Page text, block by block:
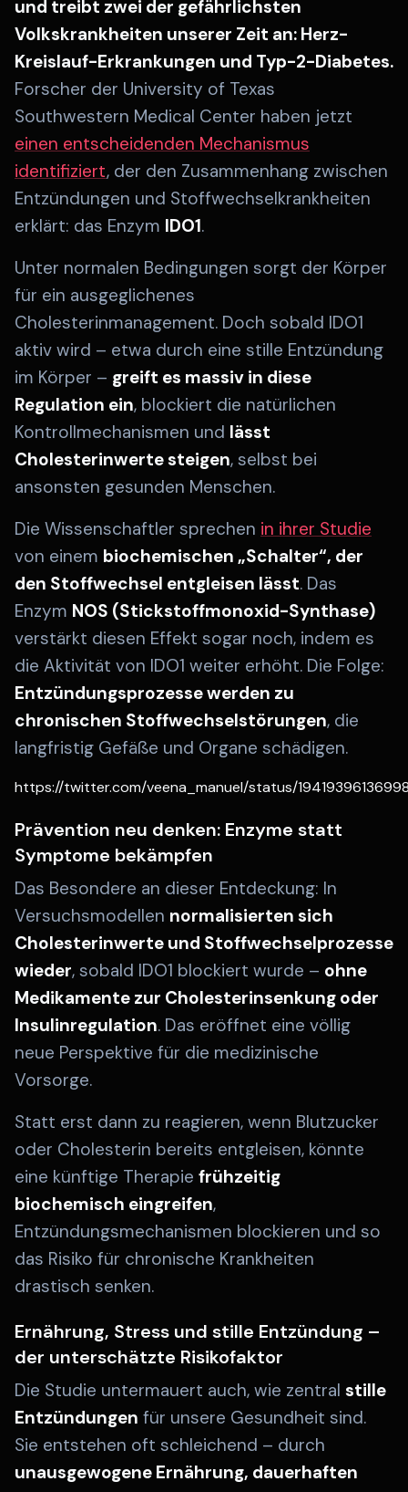
und treibt zwei der gefährlichsten
Volkskrankheiten unserer Zeit an: Herz-
Kreislauf-Erkrankungen und Typ-2-Diabetes.
Forscher der University of Texas
Southwestern Medical Center haben jetzt
einen entscheidenden Mechanismus
identifiziert, der den Zusammenhang zwischen
Entzündungen und Stoffwechselkrankheiten
erklärt: das Enzym IDO1.
Unter normalen Bedingungen sorgt der Körper
für ein ausgeglichenes
Cholesterinmanagement. Doch sobald IDO1
aktiv wird – etwa durch eine stille Entzündung
im Körper – greift es massiv in diese
Regulation ein, blockiert die natürlichen
Kontrollmechanismen und lässt
Cholesterinwerte steigen, selbst bei
ansonsten gesunden Menschen.
Die Wissenschaftler sprechen in ihrer Studie
von einem biochemischen „Schalter“, der
den Stoffwechsel entgleisen lässt. Das
Enzym NOS (Stickstoffmonoxid-Synthase)
verstärkt diesen Effekt sogar noch, indem es
die Aktivität von IDO1 weiter erhöht. Die Folge:
Entzündungsprozesse werden zu
chronischen Stoffwechselstörungen, die
langfristig Gefäße und Organe schädigen.
https://twitter.com/veena_manuel/status/
Prävention neu denken: Enzyme statt
Symptome bekämpfen
Das Besondere an dieser Entdeckung: In
Versuchsmodellen normalisierten sich
Cholesterinwerte und Stoffwechselprozesse
wieder, sobald IDO1 blockiert wurde – ohne
Medikamente zur Cholesterinsenkung oder
Insulinregulation. Das eröffnet eine völlig
neue Perspektive für die medizinische
Vorsorge.
Statt erst dann zu reagieren, wenn Blutzucker
oder Cholesterin bereits entgleisen, könnte
eine künftige Therapie frühzeitig
biochemisch eingreifen,
Entzündungsmechanismen blockieren und so
das Risiko für chronische Krankheiten
drastisch senken.
Ernährung, Stress und stille Entzündung –
der unterschätzte Risikofaktor
Die Studie untermauert auch, wie zentral stille
Entzündungen für unsere Gesundheit sind.
Sie entstehen oft schleichend – durch
unausgewogene Ernährung, dauerhaften